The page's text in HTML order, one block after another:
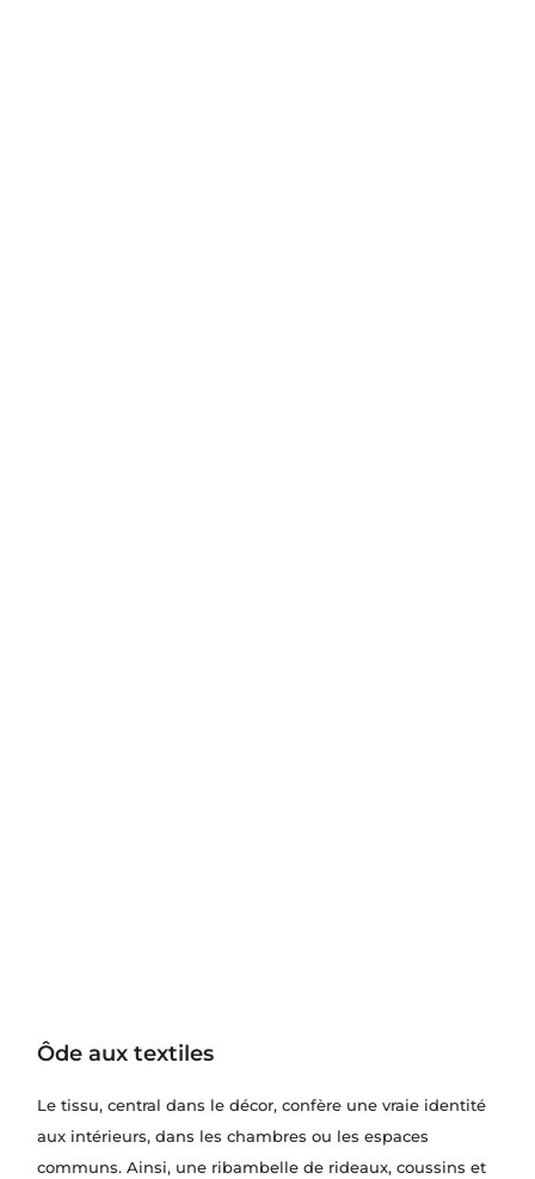
Ôde aux textiles
Le tissu, central dans le décor, confère une vraie identité
aux intérieurs, dans les chambres ou les espaces
communs. Ainsi, une ribambelle de rideaux, coussins et